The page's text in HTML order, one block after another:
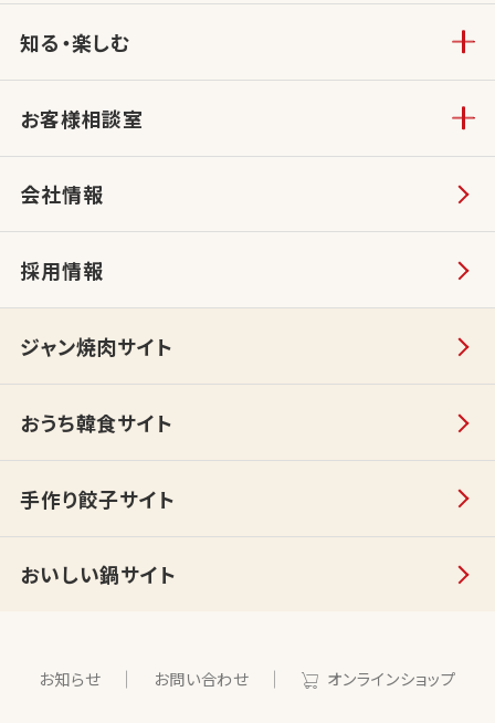
知る・楽しむ
お客様相談室
会社情報
採用情報
ジャン焼肉サイト
おうち韓食サイト
手作り餃子サイト
おいしい鍋サイト
お知らせ お問い合わせ オンラインショップ